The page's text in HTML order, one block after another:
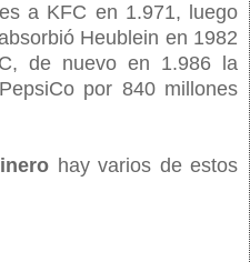
a KFC en 1.971, luego
Heublein en 1982
de nuevo en 1.986 la
por 840 millones
hay varios de estos